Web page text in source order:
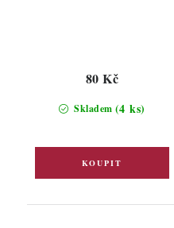
Skladem (4 ks)
80 Kč